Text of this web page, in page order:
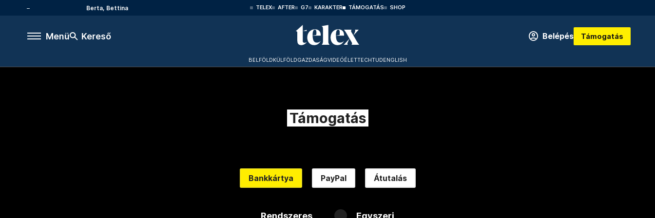
Berta, Bettina TELEX AFTER G7 KARAKTER TÁMOGATÁS SHOP
Menü Kereső Belépés Támogatás
BELFÖLDKÜLFÖLDGAZDASÁGVIDEÓÉLETTECHTUDENGLISH
Támogatás
Bankkártya PayPal Átutalás
Rendszeres Egyszeri